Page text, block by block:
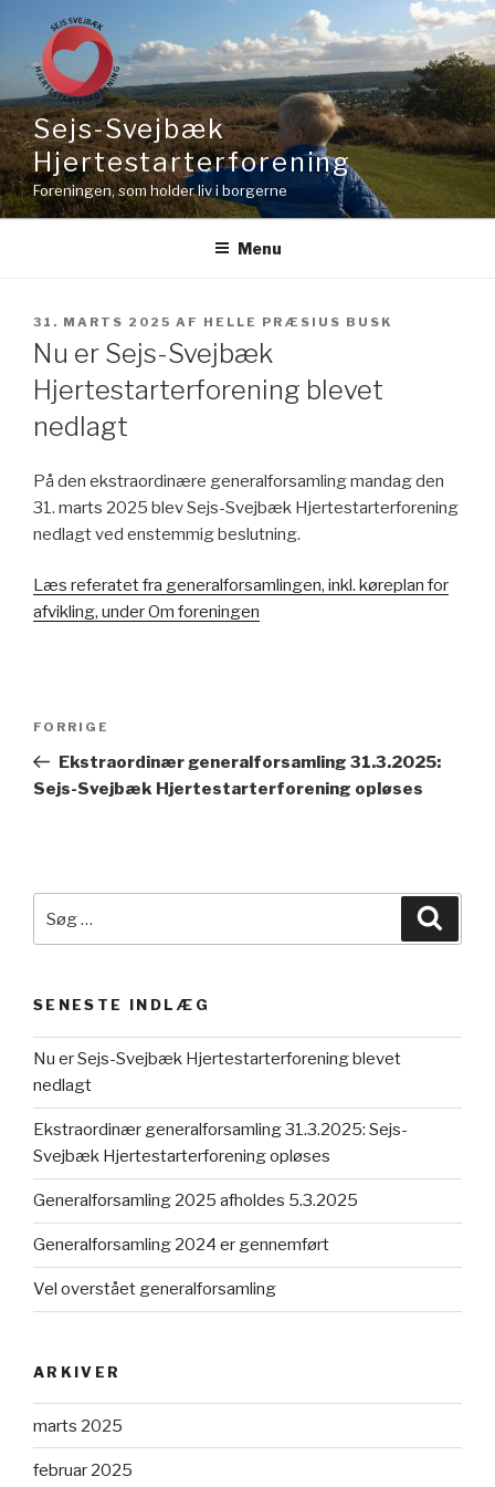
Sejs-Svejbæk
Hjertestarterforening
Foreningen, som holder liv i borgerne
Menu
31. MARTS 2025 AF HELLE PRÆSIUS BUSK
Nu er Sejs-Svejbæk
Hjertestarterforening blevet
nedlagt
På den ekstraordinære generalforsamling mandag den
31. marts 2025 blev Sejs-Svejbæk Hjertestarterforening
nedlagt ved enstemmig beslutning.
Læs referatet fra generalforsamlingen, inkl. køreplan for
afvikling, under Om foreningen
FORRIGE
Ekstraordinær generalforsamling 31.3.2025:
Sejs-Svejbæk Hjertestarterforening opløses
SENESTE INDLÆG
Nu er Sejs-Svejbæk Hjertestarterforening blevet
nedlagt
Ekstraordinær generalforsamling 31.3.2025: Sejs-
Svejbæk Hjertestarterforening opløses
Generalforsamling 2025 afholdes 5.3.2025
Generalforsamling 2024 er gennemført
Vel overstået generalforsamling
ARKIVER
marts 2025
februar 2025